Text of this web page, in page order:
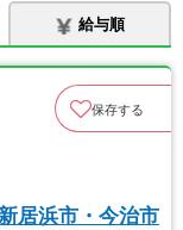
給与順
保存する
居浜市・今治市